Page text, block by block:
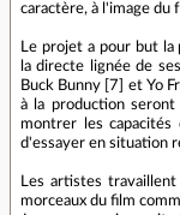
caractère, à l'image du
Le projet a pour but
la directe lignée de
Buck Bunny [7] et Yo
à la production
montrer les
d'essayer en situation
Les artistes
morceaux du film